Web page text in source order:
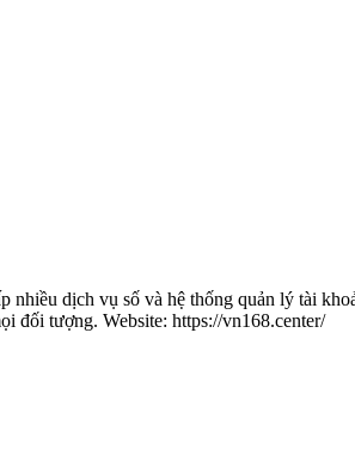
dịch vụ số và hệ thống quản lý tài
đối tượng. Website: https://vn168.center/